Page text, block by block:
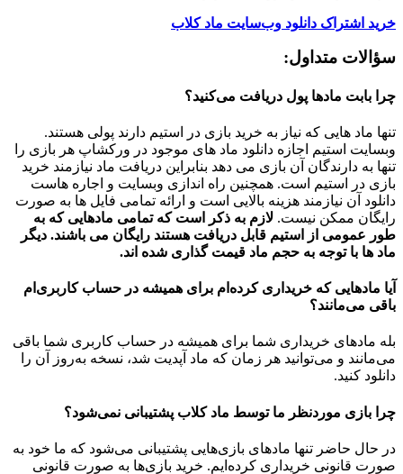
خرید اشتراک دانلود وب‌سایت ماد کلاب
سؤالات متداول:
چرا بابت مادها پول دریافت می‌کنید؟
تنها ماد هایی که نیاز به خرید بازی در استیم دارند پولی هستند.
وبسایت استیم اجازه دانلود ماد های موجود در ورکشاپ هر بازی را
تنها به دارندگان آن بازی می دهد بنابراین دریافت ماد نیازمند خرید
بازی در استیم است. همچنین راه اندازی وبسایت و اجاره هاست
دانلود آن نیازمند هزینه بالایی است و ارائه تمامی فایل ها به صورت
رایگان ممکن نیست. لازم به ذکر است که تمامی مادهایی که به
طور عمومی از استیم قابل دریافت هستند رایگان می باشند. دیگر
ماد ها با توجه به حجم ماد قیمت گذاری شده اند.
آیا مادهایی که خریداری کرده‌ام برای همیشه در حساب‌ کاربری‌ام
باقی می‌مانند؟
بله مادهای خریداری شما برای همیشه در حساب کاربری شما باقی
می‌مانند و می‌توانید هر زمان که ماد آپدیت شد، نسخه به‌روز آن را
دانلود کنید.
چرا بازی موردنظر ما توسط ماد کلاب پشتیبانی نمی‌شود؟
در حال حاضر تنها مادهای بازی‌هایی پشتیبانی می‌شود که ما خود به
صورت قانونی خریداری کرده‌ایم. خرید بازی‌ها به صورت قانونی